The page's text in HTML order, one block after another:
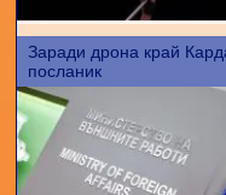
Заради дрона край
посланик